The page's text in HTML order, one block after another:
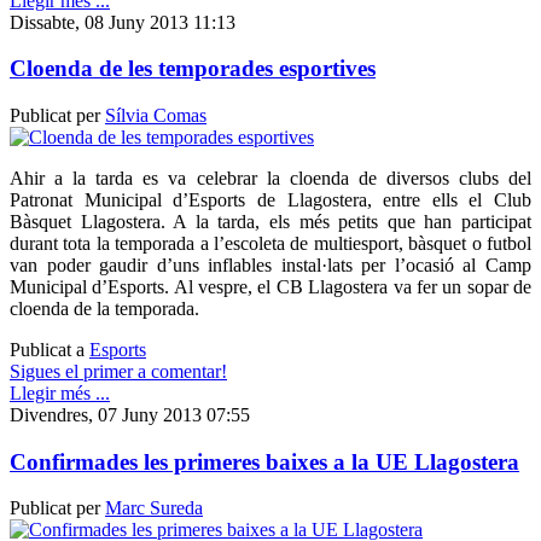
Dissabte, 08 Juny 2013 11:13
Cloenda de les temporades esportives
Publicat per Sílvia Comas
Ahir a la tarda es va celebrar la cloenda de diversos clubs del
Patronat Municipal d’Esports de Llagostera, entre ells el Club
Bàsquet Llagostera. A la tarda, els més petits que han participat
durant tota la temporada a l’escoleta de multiesport, bàsquet o futbol
van poder gaudir d’uns inflables instal·lats per l’ocasió al Camp
Municipal d’Esports. Al vespre, el CB Llagostera va fer un sopar de
cloenda de la temporada.
Publicat a Esports
Sigues el primer a comentar!
Llegir més ...
Divendres, 07 Juny 2013 07:55
Confirmades les primeres baixes a la UE Llagostera
Publicat perMarc Sureda